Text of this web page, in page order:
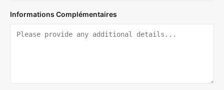
Informations Complémentaires